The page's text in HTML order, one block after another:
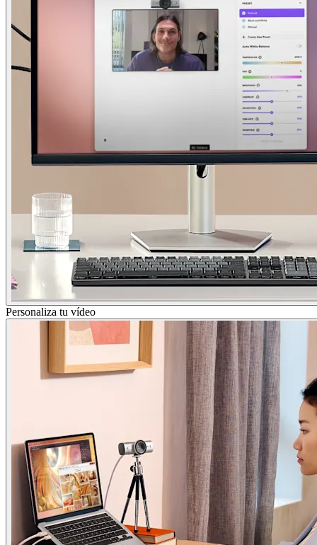
Personaliza tu vídeo